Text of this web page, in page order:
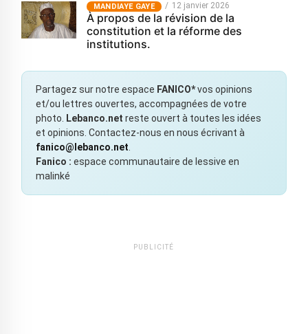
MANDIAYE GAYE 12 janvier 2026
À propos de la révision de la
constitution et la réforme des
institutions.
Partagez sur notre espace FANICO*vos opinions
et/ou lettres ouvertes, accompagnées de votre
photo.
Lebanco.net reste ouvert à toutes les idées
et opinions. Contactez-nous en nous écrivant à
fanico@lebanco.net
Fanico : espace communautaire de lessive en
malinké
PUBLICITÉ